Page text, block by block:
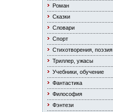
Роман
Сказки
Словари
Спорт
Стихотворения, поэзия
Триллер, ужасы
Учебники, обучение
Фантастика
Философия
Фэнтези